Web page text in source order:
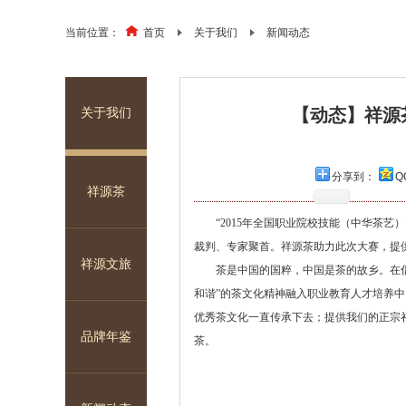
当前位置： 首页 关于我们 新闻动态
关于我们
祥源茶
祥源文旅
品牌年鉴
【动态】祥
分享到：
“2015年全国职业院校技能（中华茶艺
裁判、专家聚首。祥源茶助力此次大赛，提
茶是中国的国粹，中国是茶的故乡。在
和谐”的茶文化精神融入职业教育人才培养
优秀茶文化一直传承下去；提供我们的正
茶。